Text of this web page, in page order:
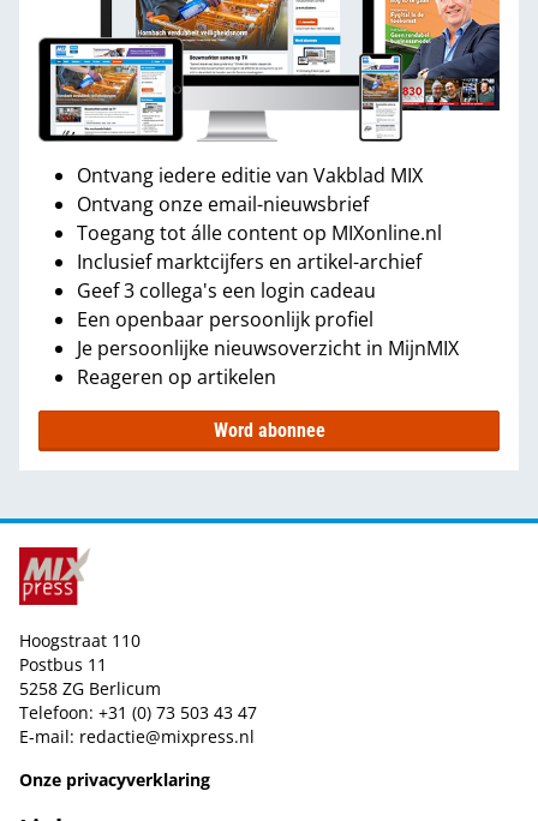
Ontvang iedere editie van Vakblad MIX
Ontvang onze email-nieuwsbrief
Toegang tot álle content op MIXonline.nl
Inclusief marktcijfers en artikel-archief
Geef 3 collega's een login cadeau
Een openbaar persoonlijk profiel
Je persoonlijke nieuwsoverzicht in MijnMIX
Reageren op artikelen
Word abonnee
Hoogstraat 110
Postbus 11
5258 ZG Berlicum
Telefoon: +31 (0) 73 503 43 47
E-mail: redactie@mixpress.nl
Onze privacyverklaring